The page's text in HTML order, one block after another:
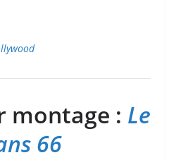
montage : Le
66